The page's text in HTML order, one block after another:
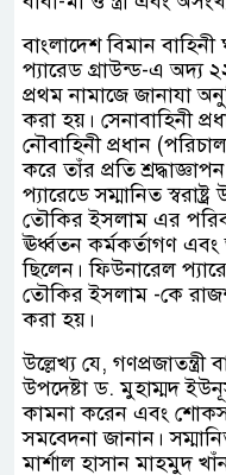
বাংলাদেশ বিমান
প্যারেড গ্রাউন্ড-এ অদ্য
প্রথম নামাজে জানাযা
করা হয়। সেনাবাহিনী
নৌবাহিনী প্রধান
করে তাঁর প্রতি
প্যারেডে সম্মানিত
তৌকির ইসলাম এর
ঊর্ধ্বতন কর্মকর্তাগণ
ছিলেন। ফিউনারেল
তৌকির ইসলাম -কে
করা হয়।
উল্লেখ্য যে,
উপদেষ্টা ড. মুহাম্মদ
কামনা করেন এবং
সমবেদনা জানান।
মার্শাল হাসান মাহমুদ